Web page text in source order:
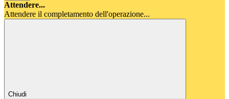
Attendere...
Attendere il completamento dell'operazione...
Chiudi